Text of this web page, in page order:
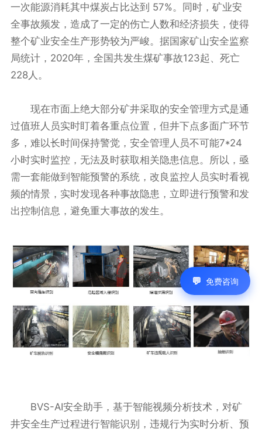
一次能源消耗其中煤炭占比达到 57%。同时，矿业安
全事故频发，造成了一定的伤亡人数和经济损失，使得
整个矿业安全生产形势较为严峻。据国家矿山安全监察
局统计，2020年，全国共发生煤矿事故123起、死亡
228人。
现在市面上绝大部分矿井采取的安全管理方式是通
过值班人员实时盯着各重点位置，但井下点多面广环节
多，难以长时间保持警觉，安全管理人员不可能7*24
小时实时监控，无法及时获取相关隐患信息。所以，亟
需一套能做到智能预警的系统，改良监控人员实时看视
频的情景，实时发现各种事故隐患，立即进行预警和发
出控制信息，避免重大事故的发生。
BVS-AI安全助手，基于智能视频分析技术，对矿
井安全生产过程进行智能识别，违规行为实时分析、预
免费咨询